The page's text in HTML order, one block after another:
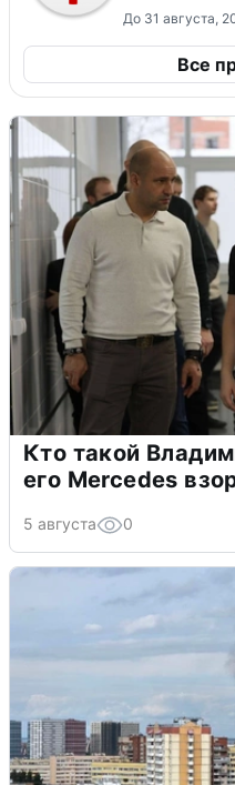
До 31 августа,
Все
Кто такой
его Mercedes
5 августа 0